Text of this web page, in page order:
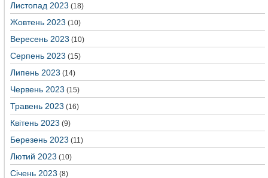
Листопад 2023 (18)
Жовтень 2023 (10)
Вересень 2023 (10)
Серпень 2023 (15)
Липень 2023 (14)
Червень 2023 (15)
Травень 2023 (16)
Квітень 2023 (9)
Березень 2023 (11)
Лютий 2023 (10)
Січень 2023 (8)